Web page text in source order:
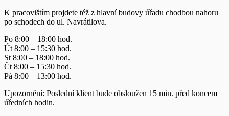
K pracovištím projdete též z hlavní budovy úřadu chodbou nahoru
po schodech do ul. Navrátilova.
Po 8:00 – 18:00 hod.
Út 8:00 – 15:30 hod.
St 8:00 – 18:00 hod.
Čt 8:00 – 15:30 hod.
Pá 8:00 – 13:00 hod.
Upozornění: Poslední klient bude obsloužen 15 min. před koncem
úředních hodin.